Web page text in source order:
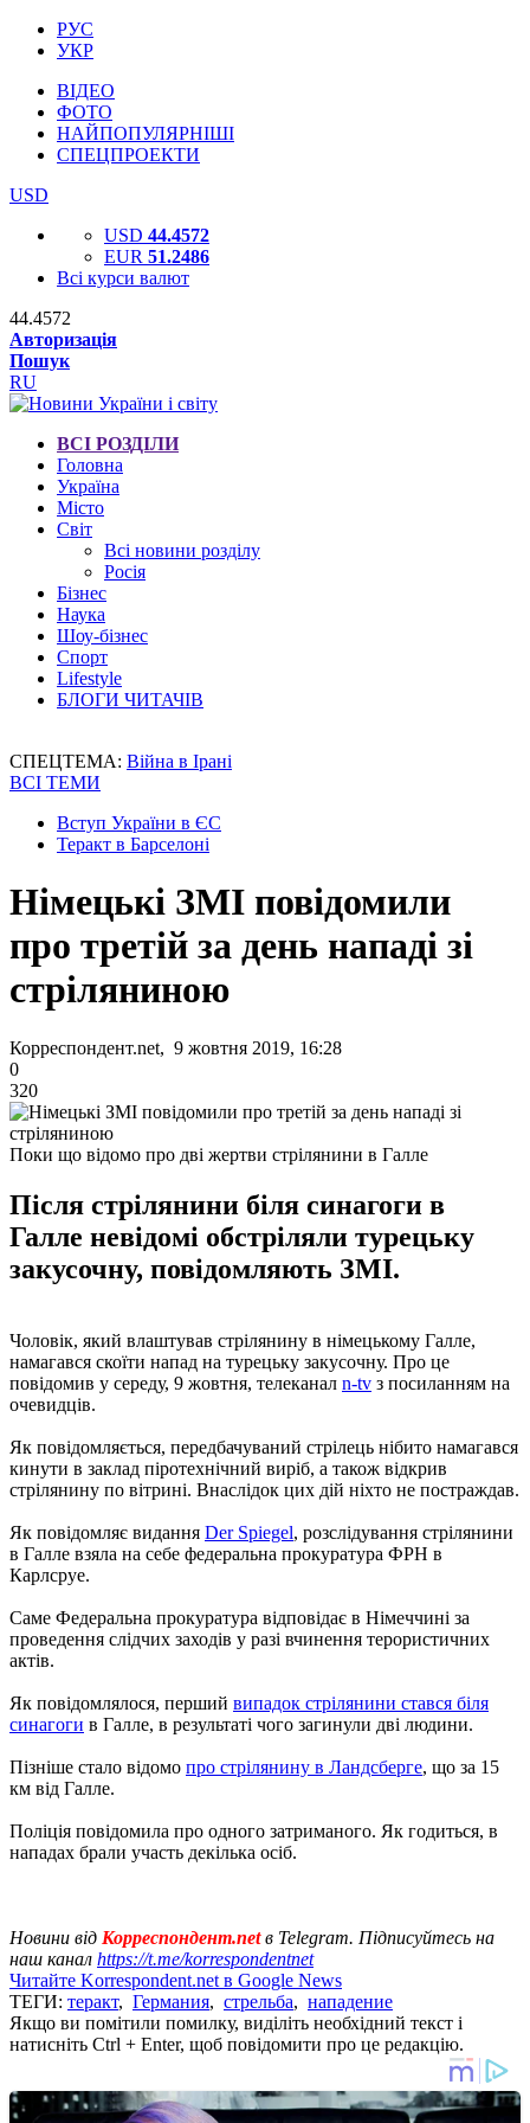
РУС
УКР
ВІДЕО
ФОТО
НАЙПОПУЛЯРНІШІ
СПЕЦПРОЕКТИ
USD
USD 44.4572
EUR 51.2486
Всі курси валют
44.4572
Авторизація
Пошук
RU
ВСІ РОЗДІЛИ
Головна
Україна
Місто
Світ
Всі новини розділу
Росія
Бізнес
Наука
Шоу-бізнес
Спорт
Lifestyle
БЛОГИ ЧИТАЧІВ
СПЕЦТЕМА: Війна в Ірані
ВСІ ТЕМИ
Вступ України в ЄС
Теракт в Барселоні
Німецькі ЗМІ повідомили
про третій за день нападі зі
стріляниною
Корреспондент.net, 9 жовтня 2019, 16:28
0
320
Поки що відомо про дві жертви стрілянини в Галле
Після стрілянини біля синагоги в
Галле невідомі обстріляли турецьку
закусочну, повідомляють ЗМІ.
Чоловік, який влаштував стрілянину в німецькому Галле,
намагався скоїти напад на турецьку закусочну. Про це
повідомив у середу, 9 жовтня, телеканал n-tv з посиланням на
очевидців.
Як повідомляється, передбачуваний стрілець нібито намагався
кинути в заклад піротехнічний виріб, а також відкрив
стрілянину по вітрині. Внаслідок цих дій ніхто не постраждав.
Як повідомляє видання Der Spiegel, розслідування стрілянини
в Галле взяла на себе федеральна прокуратура ФРН в
Карлсруе.
Саме Федеральна прокуратура відповідає в Німеччині за
проведення слідчих заходів у разі вчинення терористичних
актів.
Як повідомлялося, перший випадок стрілянини стався біля
синагоги в Галле, в результаті чого загинули дві людини.
Пізніше стало відомо про стрілянину в Ландсберге, що за 15
км від Галле.
Поліція повідомила про одного затриманого. Як годиться, в
нападах брали участь декілька осіб.
Новини від Корреспондент.netв Telegram. Підписуйтесь на
наш канал https://t.me/korrespondentnet
Читайте Korrespondent.net в Google News
ТЕГИ: теракт, Германия, стрельба, нападение
Якщо ви помітили помилку, виділіть необхідний текст і
натисніть Ctrl + Enter, щоб повідомити про це редакцію.